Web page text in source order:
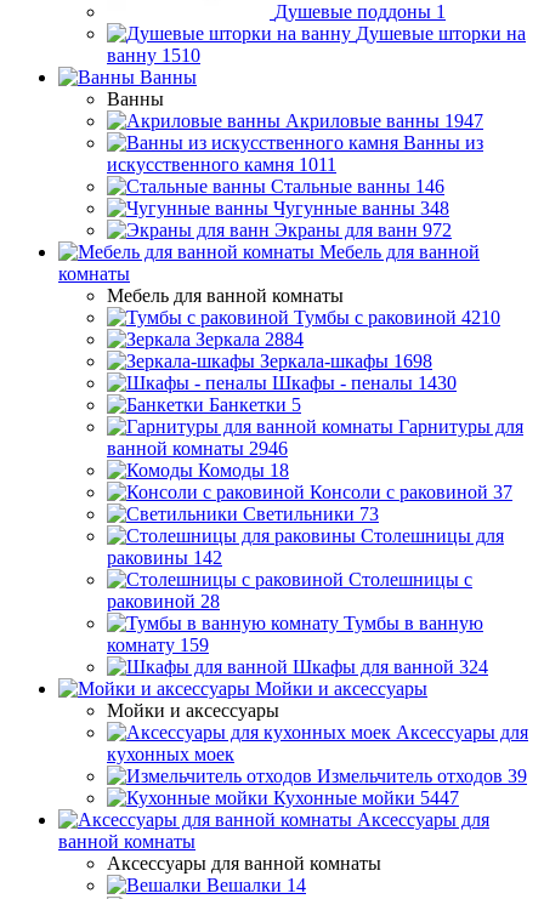
Душевые поддоны 1
Душевые шторки на
ванну 1510
Ванны
Ванны
Акриловые ванны 1947
Ванны из
искусственного камня 1011
Стальные ванны 146
Чугунные ванны 348
Экраны для ванн 972
Мебель для ванной
комнаты
Мебель для ванной комнаты
Тумбы с раковиной 4210
Зеркала 2884
Зеркала-шкафы 1698
Шкафы - пеналы 1430
Банкетки 5
Гарнитуры для
ванной комнаты 2946
Комоды 18
Консоли с раковиной 37
Светильники 73
Столешницы для
раковины 142
Столешницы с
раковиной 28
Тумбы в ванную
комнату 159
Шкафы для ванной 324
Мойки и аксессуары
Мойки и аксессуары
Аксессуары для
кухонных моек
Измельчитель отходов 39
Кухонные мойки 5447
Аксессуары для
ванной комнаты
Аксессуары для ванной комнаты
Вешалки 14